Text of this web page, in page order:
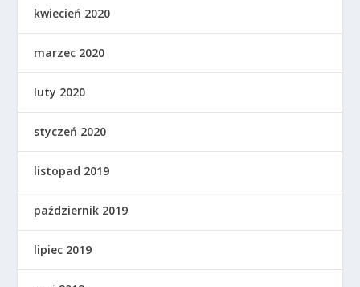
kwiecień 2020
marzec 2020
luty 2020
styczeń 2020
listopad 2019
październik 2019
lipiec 2019